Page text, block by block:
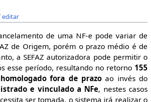
editar
de uma NF-e pode variar de
de Origem, porém o prazo médio é de
a SEFAZ autorizadora pode permitir o
esse período, resultando no retorno 155
fora de prazoao invés do
e vinculado a NFe, nestes casos
ser tomada, o sistema irá realizar o